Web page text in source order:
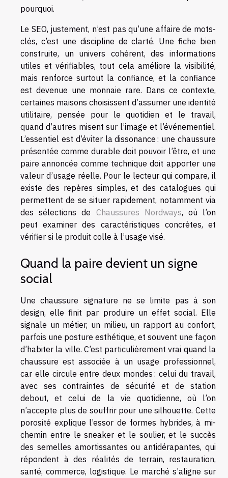
pourquoi.
Le SEO, justement, n’est pas qu’une affaire de mots-
clés, c’est une discipline de clarté. Une fiche bien
construite, un univers cohérent, des informations
utiles et vérifiables, tout cela améliore la visibilité,
mais renforce surtout la confiance, et la confiance
est devenue une monnaie rare. Dans ce contexte,
certaines maisons choisissent d’assumer une identité
utilitaire, pensée pour le quotidien et le travail,
quand d’autres misent sur l’image et l’événementiel.
L’essentiel est d’éviter la dissonance : une chaussure
présentée comme durable doit pouvoir l’être, et une
paire annoncée comme technique doit apporter une
valeur d’usage réelle. Pour le lecteur qui compare, il
existe des repères simples, et des catalogues qui
permettent de se situer rapidement, notamment via
des sélections de Chaussures Nordways, où l’on
peut examiner des caractéristiques concrètes, et
vérifier si le produit colle à l’usage visé.
Quand la paire devient un signe
social
Une chaussure signature ne se limite pas à son
design, elle finit par produire un effet social. Elle
signale un métier, un milieu, un rapport au confort,
parfois une posture esthétique, et souvent une façon
d’habiter la ville. C’est particulièrement vrai quand la
chaussure est associée à un usage professionnel,
car elle circule entre deux mondes : celui du travail,
avec ses contraintes de sécurité et de station
debout, et celui de la vie quotidienne, où l’on
n’accepte plus de souffrir pour une silhouette. Cette
porosité explique l’essor de formes hybrides, à mi-
chemin entre le sneaker et le soulier, et le succès
des semelles amortissantes ou antidérapantes, qui
répondent à des réalités de terrain, restauration,
santé, commerce, logistique. Le marché s’aligne sur